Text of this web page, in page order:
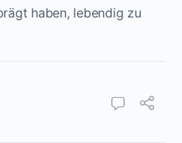
haben, lebendig zu